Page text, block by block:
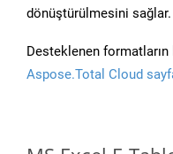
dönüştürülmesini sağlar.
Desteklenen
Aspose.Total Cloud